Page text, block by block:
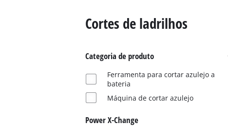
Cortes de ladrilhos
Categoria de produto
Ferramenta para cortar azulejo a
bateria
Máquina de cortar azulejo
Power X-Change